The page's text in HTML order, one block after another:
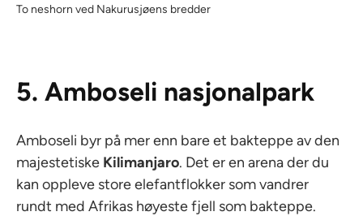
To neshorn ved Nakurusjøens bredder
5. Amboseli nasjonalpark
Amboseli byr på mer enn bare et bakteppe av den
majestetiske Kilimanjaro. Det er en arena der du
kan oppleve store elefantflokker som vandrer
rundt med Afrikas høyeste fjell som bakteppe.